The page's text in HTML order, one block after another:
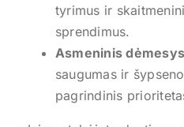
tyrimus ir
sprendimus.
Asmeninis
saugumas ir
pagrindinis